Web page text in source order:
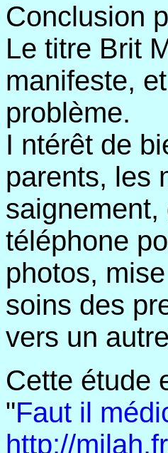
Conclusion
Le titre Brit
manifeste,
problème.
I ntérêt de
parents, les
téléphone
photos,
soins des
vers un
Cette étude
"Faut il
http://